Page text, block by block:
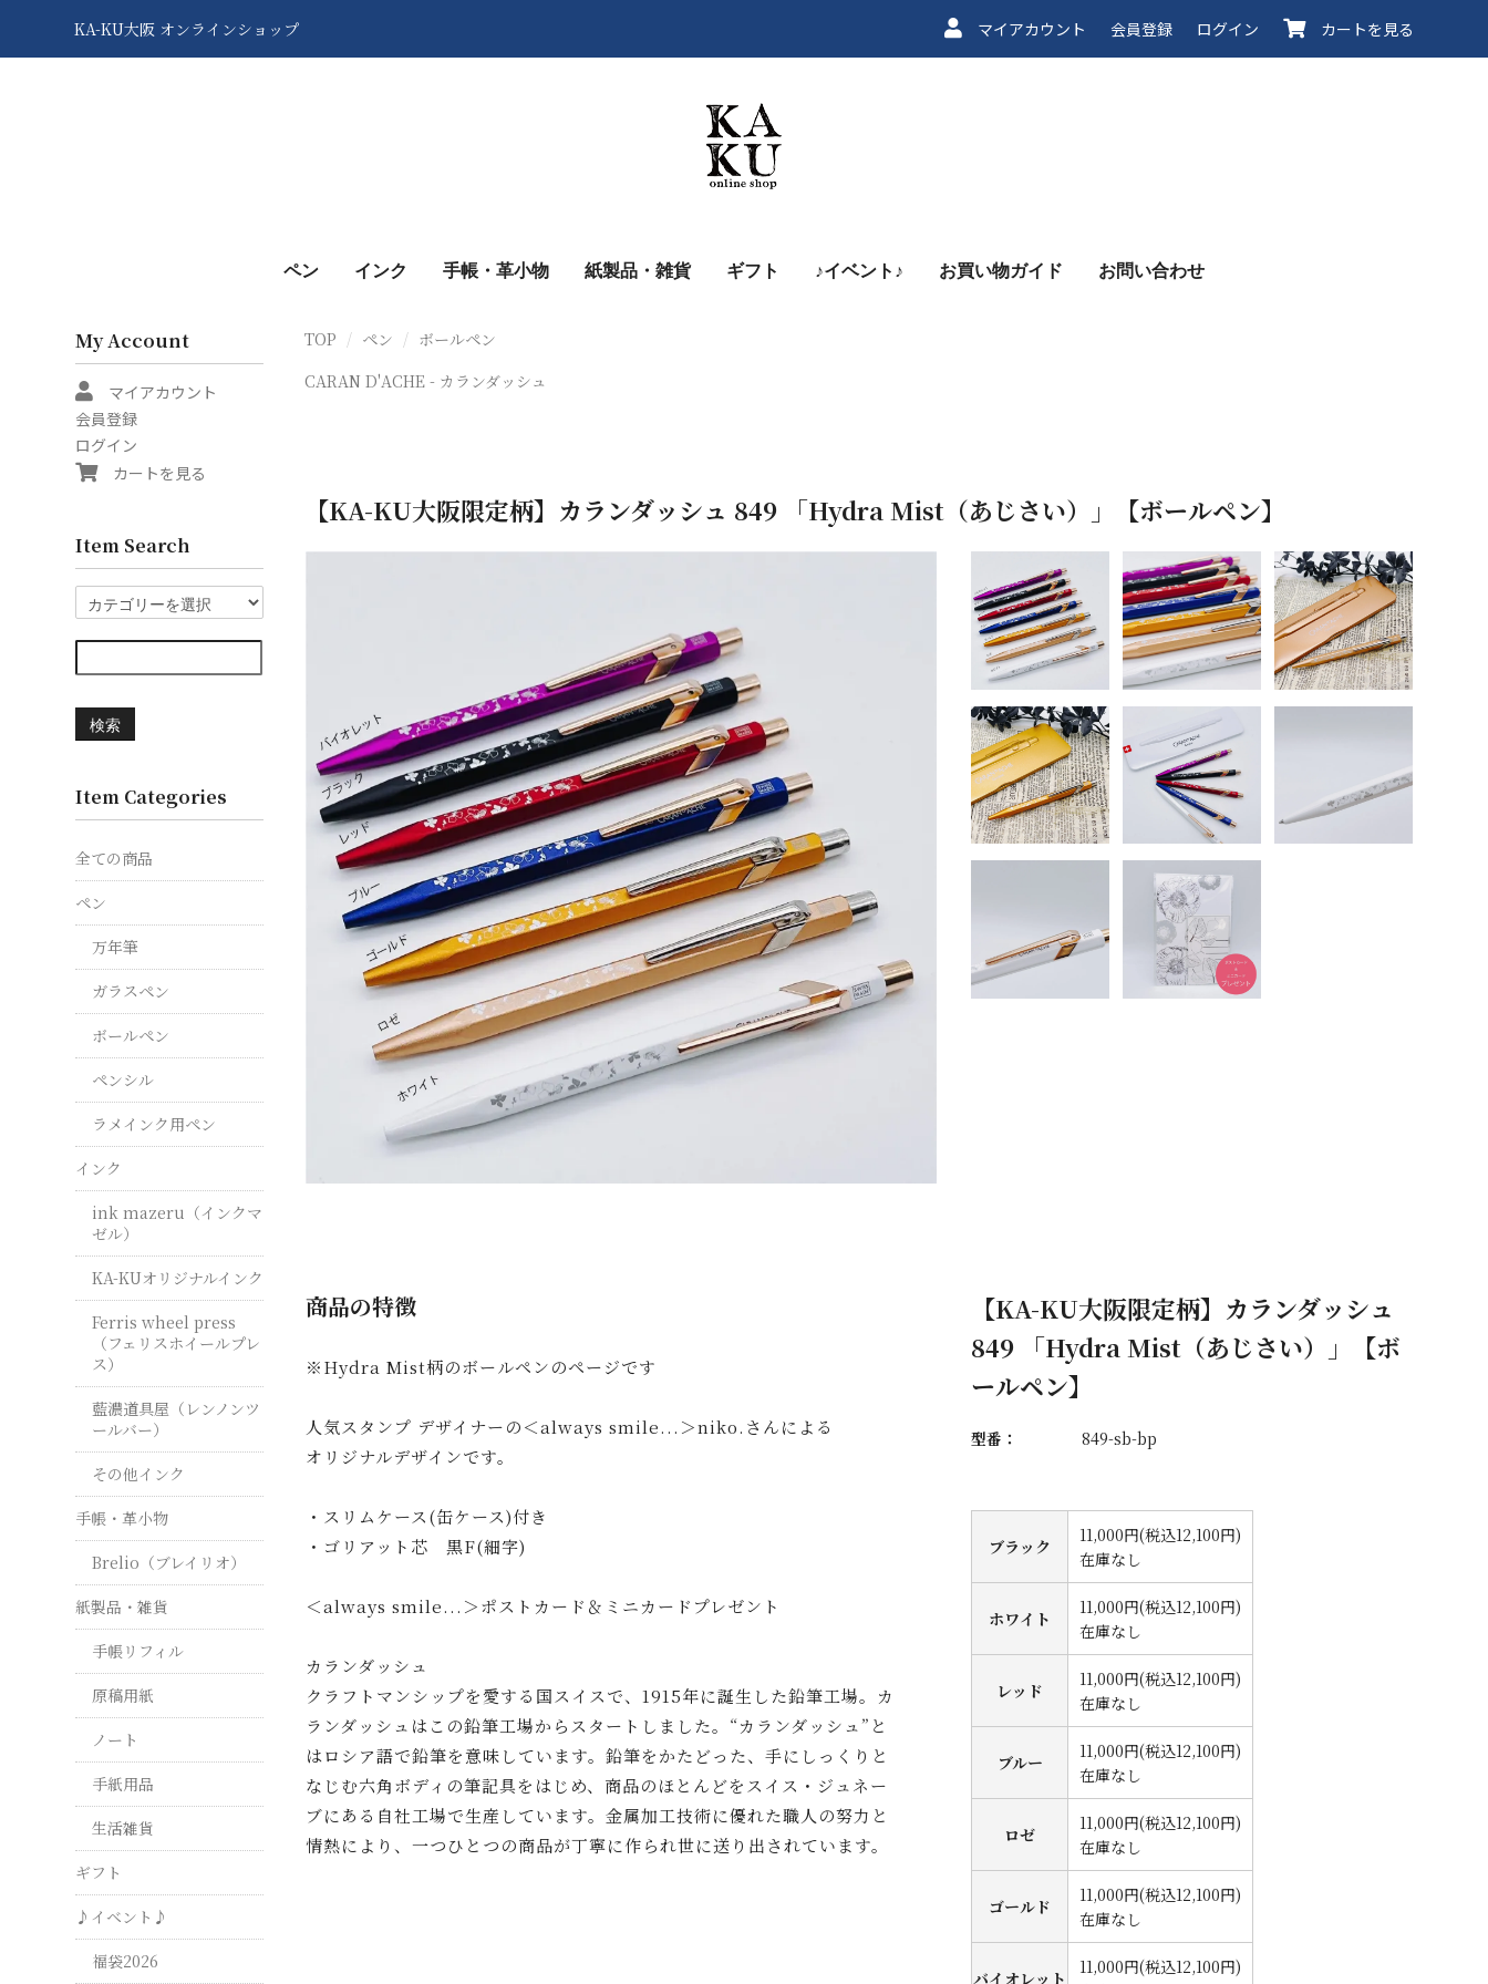
KA-KU大阪 オンラインショップ マイアカウント 会員登録 ログイン カートを見る
ペン インク 手帳・革小物 紙製品・雑貨 ギフト ♪イベント♪ お買い物ガイド お問い合わせ
TOP ペン
ボールペン
CARAN D'ACHE - カランダッシュ
【KA-KU大阪限定柄】カランダッシュ 849 「Hydra Mist（あじさい）」【ボールペン】
商品の特徴
※Hydra Mist柄のボールペンのページです
人気スタンプ デザイナーの＜always smile...＞niko.さんによる
オリジナルデザインです。
・スリムケース(缶ケース)付き
・ゴリアット芯 黒F(細字)
＜always smile...＞ポストカード＆ミニカードプレゼント
カランダッシュ
クラフトマンシップを愛する国スイスで、1915年に誕生した鉛筆工場。カ
ランダッシュはこの鉛筆工場からスタートしました。“カランダッシュ”と
はロシア語で鉛筆を意味しています。鉛筆をかたどった、手にしっくりと
なじむ六角ボディの筆記具をはじめ、商品のほとんどをスイス・ジュネー
ブにある自社工場で生産しています。金属加工技術に優れた職人の努力と
情熱により、一つひとつの商品が丁寧に作られ世に送り出されています。
【KA-KU大阪限定柄】カランダッシュ
849 「Hydra Mist（あじさい）」【ボ
ールペン】
型番： 849-sb-bp
ブラック
11,000円(税込12,100円)
在庫なし
ホワイト
11,000円(税込12,100円)
在庫なし
レッド
11,000円(税込12,100円)
在庫なし
ブルー
11,000円(税込12,100円)
在庫なし
ロゼ
11,000円(税込12,100円)
在庫なし
ゴールド
11,000円(税込12,100円)
在庫なし
バイオレット
11,000円(税込12,100円)
My Account
マイアカウント
会員登録
ログイン
カートを見る
Item Search
検索
Item Categories
全ての商品
ペン
万年筆
ガラスペン
ボールペン
ペンシル
ラメインク用ペン
インク
ink mazeru（インクマ
ゼル）
KA-KUオリジナルインク
Ferris wheel press
（フェリスホイールプレ
ス）
藍濃道具屋（レンノンツ
ールバー）
その他インク
手帳・革小物
Brelio（ブレイリオ）
紙製品・雑貨
手帳リフィル
原稿用紙
ノート
手紙用品
生活雑貨
ギフト
♪イベント♪
福袋2026